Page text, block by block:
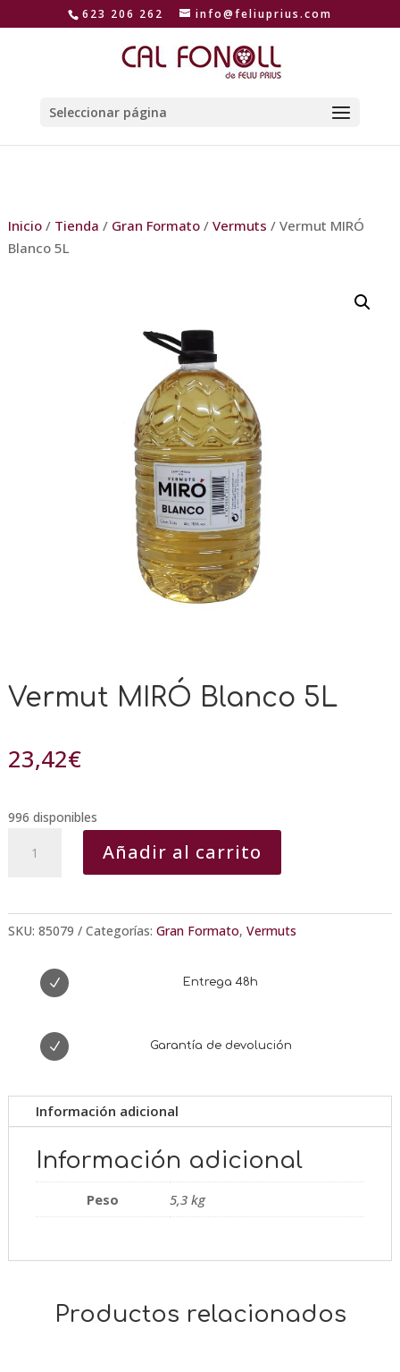
623 206 262 info@feliuprius.com
Seleccionar página
Inicio/ Tienda / Gran Formato/ Vermuts / Vermut MIRÓ
Blanco 5L
Vermut MIRÓ Blanco 5L
23,42€
996 disponibles
MIRÓ
cantidad
Añadir al carrito
SKU: 85079 Categorías: Gran Formato, Vermuts
N Entrega 48h
N Garantía de devolución
Información adicional
Información adicional
Peso 5,3 kg
Productos relacionados